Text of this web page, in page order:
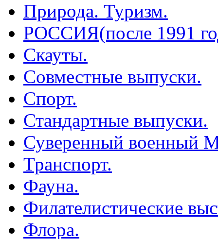
Природа. Туризм.
РОССИЯ(после 1991
Скауты.
Совместные выпуски.
Спорт.
Стандартные выпуски.
Суверенный военный
Транспорт.
Фауна.
Филателистические
Флора.